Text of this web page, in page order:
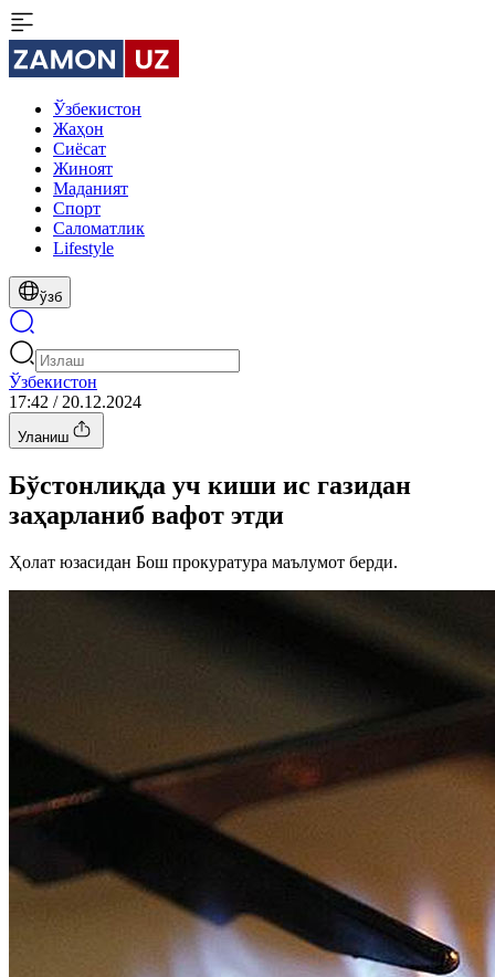
Ўзбекистон
Жаҳон
Сиёсат
Жиноят
Маданият
Спорт
Cаломатлик
Lifestyle
ўзб
Ўзбекистон
17:42 / 20.12.2024
Уланиш
Бўстонлиқда уч киши ис газидан
заҳарланиб вафот этди
Ҳолат юзасидан Бош прокуратура маълумот берди.